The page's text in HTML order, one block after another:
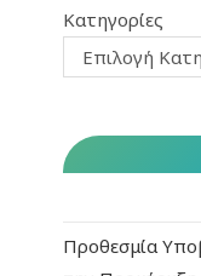
Κατηγορίες
Επιλογή
Προθεσμία